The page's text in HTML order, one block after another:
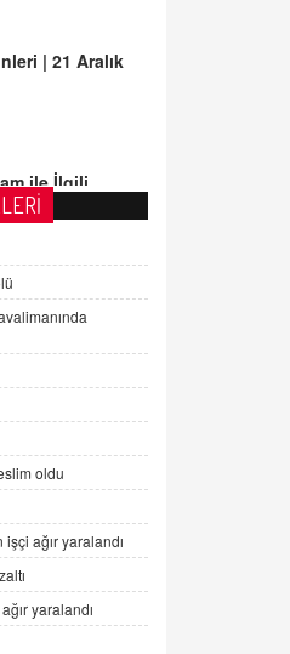
ile İlgili
da Ziyaret Etse...
oldu
ağır yaralandı
yaralandı